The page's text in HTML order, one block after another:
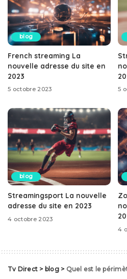
blog
French streaming La
nouvelle adresse du site en
2023
5 octobre 2023 5
blog
Streamingsport La nouvelle
adresse du site en 2023
4 octobre 2023
4
Tv Direct > blog> Quel est le